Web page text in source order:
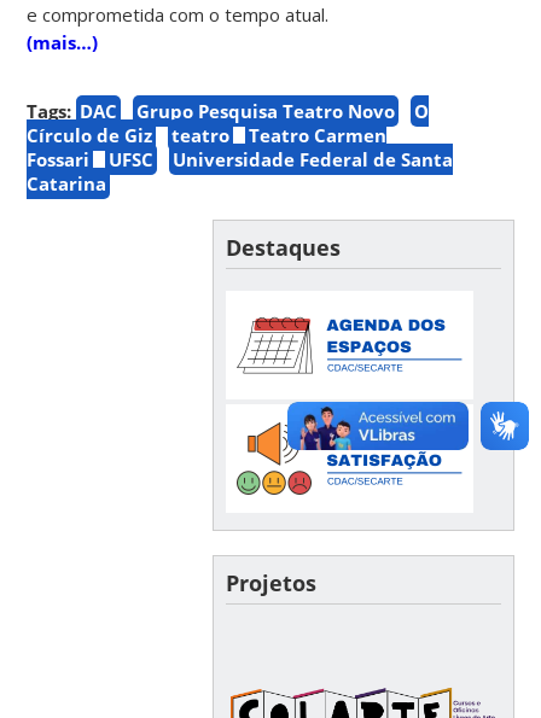
e comprometida com o tempo atual.
(mais…)
Tags: DAC Grupo Pesquisa Teatro Novo
O
Círculo de Giz
teatro
Teatro Carmen
Fossari
UFSC
Universidade Federal de Santa
Catarina
Destaques
Projetos